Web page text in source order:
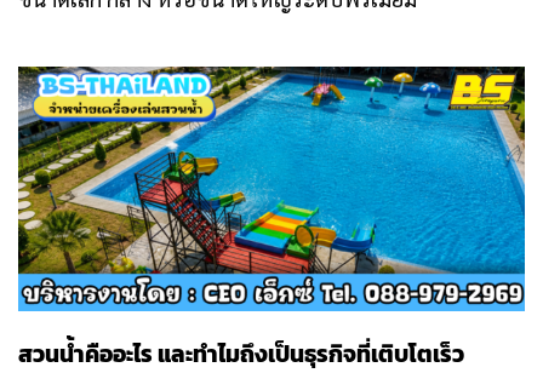
สวนน้ำคืออะไร และทำไมถึงเป็นธุรกิจที่เติบโตเร็ว